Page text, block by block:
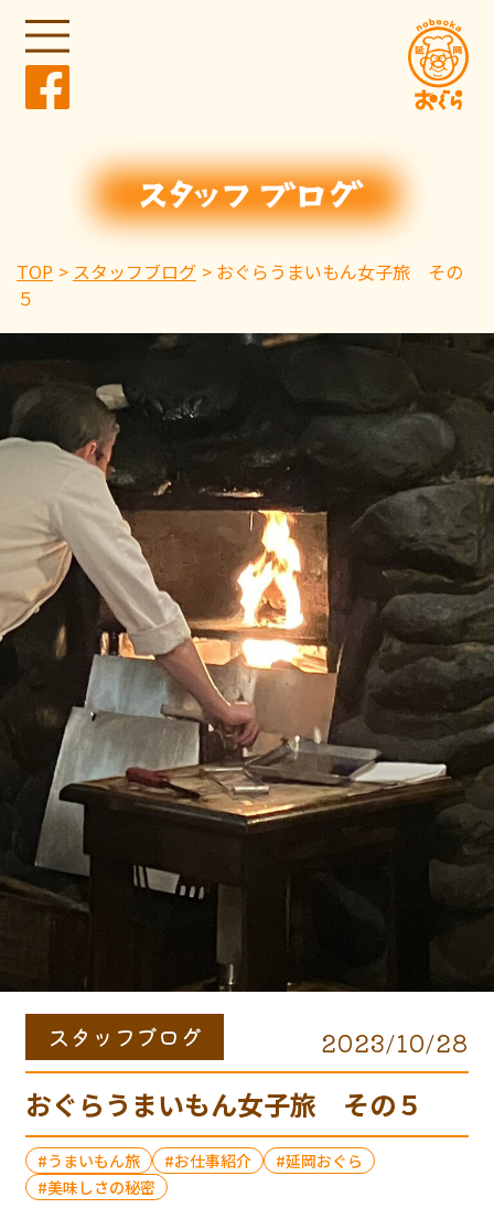
TOP スタッフブログ
おぐらうまいもん女子旅 その
５
スタッフブログ 2023/10/28
おぐらうまいもん女子旅 その５
うまいもん旅 お仕事紹介
延岡おぐら
美味しさの秘密